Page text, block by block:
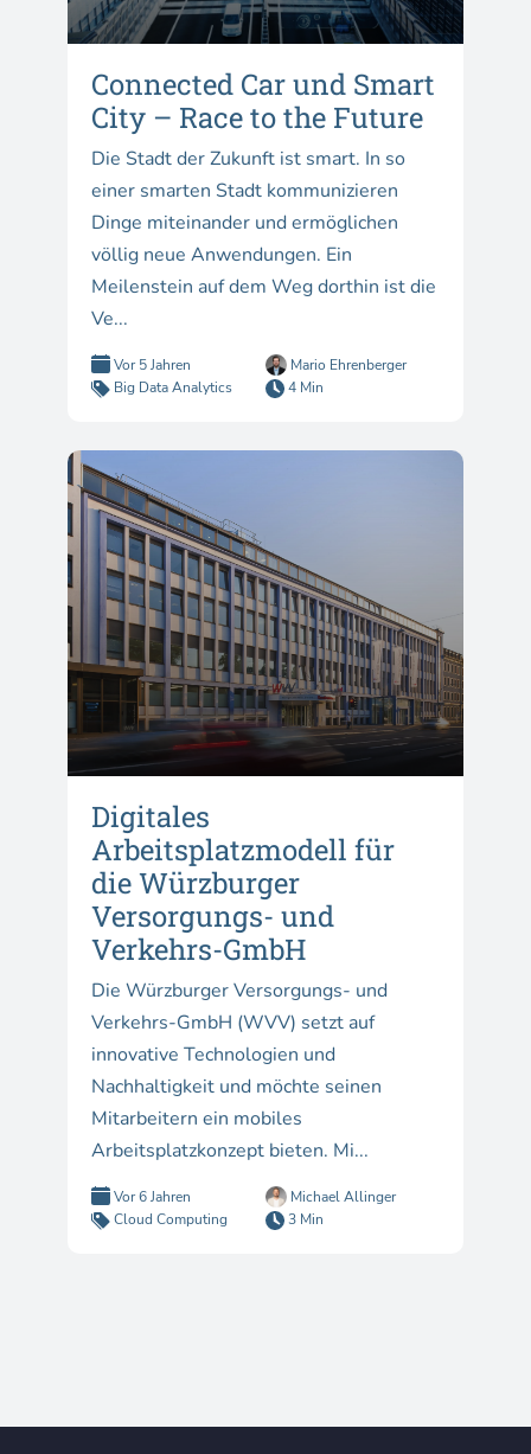
Connected Car und Smart
City – Race to the Future
Die Stadt der Zukunft ist smart. In so
einer smarten Stadt kommunizieren
Dinge miteinander und ermöglichen
völlig neue Anwendungen. Ein
Meilenstein auf dem Weg dorthin ist die
Ve...
Vor 5 Jahren
Mario Ehrenberger
Big Data Analytics
4 Min
Digitales
Arbeitsplatzmodell für
die Würzburger
Versorgungs- und
Verkehrs-GmbH
Die Würzburger Versorgungs- und
Verkehrs-GmbH (WVV) setzt auf
innovative Technologien und
Nachhaltigkeit und möchte seinen
Mitarbeitern ein mobiles
Arbeitsplatzkonzept bieten. Mi...
Vor 6 Jahren
Michael Allinger
Cloud Computing
3 Min